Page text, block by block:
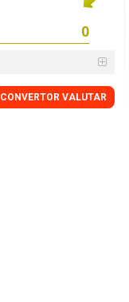
CONVERTOR VALUTAR